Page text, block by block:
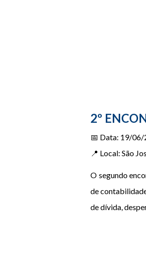
2º
📅 Data: 19/
📍 Local: São
O segundo
de
de dívida,